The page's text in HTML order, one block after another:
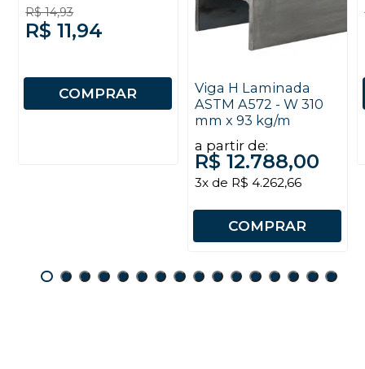
R$ 14,93
R$ 11,94
COMPRAR
Viga H Laminada
ASTM A572 - W 310
mm x 93 kg/m
a partir de:
R$ 12.788,00
3x de R$ 4.262,66
COMPRAR